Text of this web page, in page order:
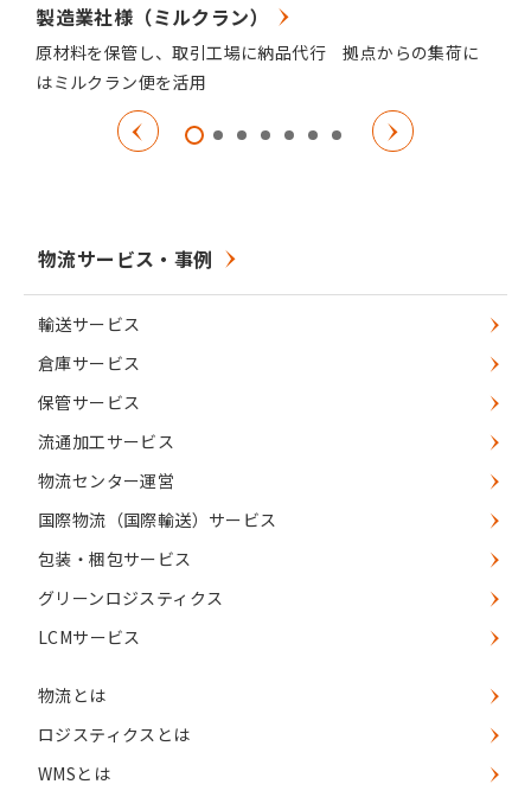
製造業社様（ミルクラン）
原材料を保管し、取引工場に納品代行 拠点からの集荷に
はミルクラン便を活用
物流サービス・事例
輸送サービス
倉庫サービス
保管サービス
流通加工サービス
物流センター運営
国際物流（国際輸送）サービス
包装・梱包サービス
グリーンロジスティクス
LCMサービス
物流とは
ロジスティクスとは
WMSとは